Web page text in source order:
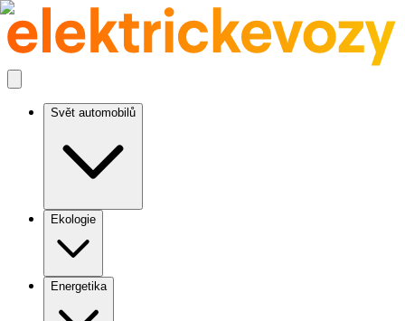
Svět automobilů
Ekologie
Energetika